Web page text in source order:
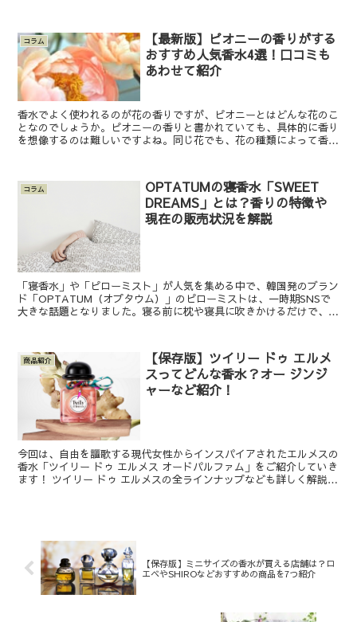
コラム
【最新版】ピオニーの香りがする
おすすめ人気香水4選！口コミも
あわせて紹介
香水でよく使われるのが花の香りですが、ピオニーとはどんな花のこ
となのでしょうか。ピオニーの香りと書かれていても、具体的に香り
を想像するのは難しいですよね。同じ花でも、花の種類によって香り
コラム
OPTATUMの寝香水「SWEET
DREAMS」とは？香りの特徴や
現在の販売状況を解説
「寝香水」や「ピローミスト」が人気を集める中で、韓国発のブラン
ド「OPTATUM（オプタウム）」のピローミストは、一時期SNSで
大きな話題となりました。寝る前に枕や寝具に吹きかけるだけで、ま
商品紹介
【保存版】ツイリー ドゥ エルメ
スってどんな香水？オー ジンジ
ャーなど紹介！
今回は、自由を謳歌する現代女性からインスパイアされたエルメスの
香水「ツイリー ドゥ エルメス オードパルファム」をご紹介していき
ます！ ツイリー ドゥ エルメスの全ラインナップなども詳しく解説し
【保存版】ミニサイズの香水が買える店舗は？ロ
エベやSHIROなどおすすめの商品を7つ紹介